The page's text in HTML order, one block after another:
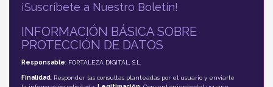
¡Suscríbete a Nuestro Boletín!
INFORMACIÓN BÁSICA SOBRE
PROTECCIÓN DE DATOS
Responsable: FORTALEZA DIGITAL, S.L.
Finalidad: Responder las consultas planteadas por el usuario y enviarle